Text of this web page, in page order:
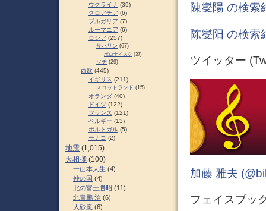
陳燮陽 の検索
陈燮阳 の検索
ツイッター
加藤 雅夫
フェイスブッ
ウクライナ (39)
クロアチア (6)
ブルガリア (7)
ルーマニア (6)
ロシア (257)
サハリン (67)
ポロナイスク (37)
ソチ (29)
西欧 (445)
イギリス (211)
スコットランド (15)
オランダ (40)
ドイツ (122)
フランス (121)
ベルギー (13)
ポルトガル (5)
モナコ (2)
地震 (1,015)
大相撲 (100)
一山本大生 (4)
仲の国 (4)
北の富士勝昭 (11)
北青鵬 治 (6)
大砂嵐 (6)